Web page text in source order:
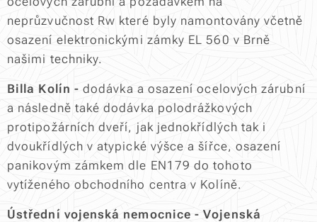
neprůzvučnost Rw které byly namontovány včetně
osazení elektronickými zámky EL 560 v Brně
našimi techniky.
Billa Kolín -dodávka a osazení ocelových zárubní
a následně také dodávka polodrážkových
protipožárních dveří, jak jednokřídlých tak i
dvoukřídlých v atypické výšce a šířce, osazení
panikovým zámkem dle EN179 do tohoto
vytíženého obchodního centra v Kolíně.
Ústřední vojenská nemocnice - Vojenská